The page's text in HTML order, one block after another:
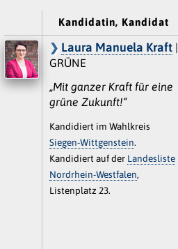
Kandidatin, Kandidat
Laura Manuela Kraft|
GRÜNE
„Mit ganzer Kraft für eine
grüne Zukunft!“
Kandidiert im Wahlkreis
Siegen-Wittgenstein.
Kandidiert auf der Landesliste
Nordrhein-Westfalen,
Listenplatz 23.